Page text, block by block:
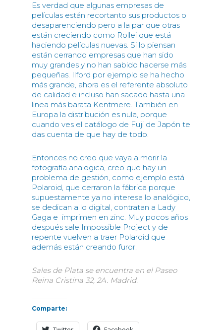
Es verdad que algunas empresas de
películas están recortanto sus productos o
desaparenciendo pero a la par que otras
están creciendo como Rollei que está
haciendo películas nuevas. Si lo piensan
están cerrando empresas que han sido
muy grandes y no han sabido hacerse más
pequeñas. Ilford por ejemplo se ha hecho
más grande, ahora es el referente absoluto
de calidad e incluso han sacado hasta una
linea más barata Kentmere. También en
Europa la distribución es nula, porque
cuando ves el catálogo de Fuji de Japón te
das cuenta de que hay de todo.
Entonces no creo que vaya a morir la
fotografía analogica, creo que hay un
problema de gestión, como ejemplo está
Polaroid, que cerraron la fábrica porque
supuestamente ya no interesa lo analógico,
se dedican a lo digital, contratan a Lady
Gaga e imprimen en zinc. Muy pocos años
después sale Impossible Project y de
repente vuelven a traer Polaroid que
además están creando furor.
Sales de Plata se encuentra en el Paseo
Reina Cristina 32, 2A. Madrid.
Comparte: